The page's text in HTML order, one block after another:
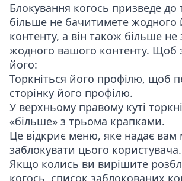
Блокування когось призведе
більше не бачитимете жодного
контенту, а він також більше
жодного вашого контенту. Щоб
його:
Торкніться його профілю, щоб
сторінку його профілю.
У верхньому правому куті
«більше» з трьома крапками.
Це відкриє меню, яке надає вам
заблокувати цього користувача.
Якщо колись ви вирішите
когось, список заблокованих